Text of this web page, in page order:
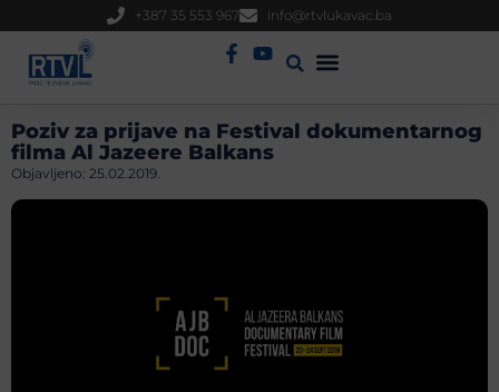
+387 35 553 967 info@rtvlukavac.ba
Poziv za prijave na Festival dokumentarnog
filma Al Jazeere Balkans
Objavljeno: 25.02.2019.